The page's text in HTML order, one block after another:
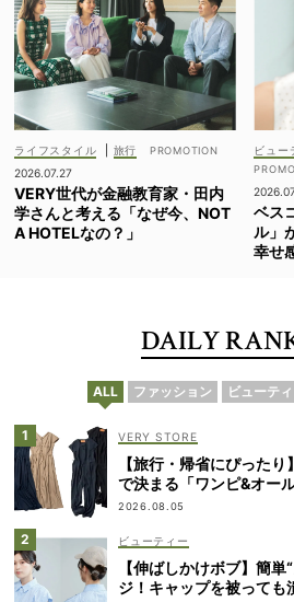
ライフスタイル
旅行
2026.07.27
VERY世代が金融教育家・田内
学さんと考える「なぜ今、NOT
A HOTELなの？」
ビュー
ベス
ル」
幸せ
DAILY
ALL ファッション ビューティ
VERY STORE
【旅行・帰省にぴった
で決まる「ワンピ&オー
2026.08.05
ビューティー
【伸ばしかけボブ】簡
ジ！キャップを被っても